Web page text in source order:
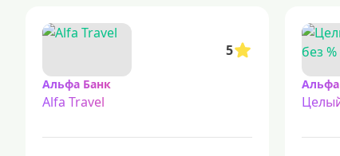
5
Альфа Банк
Alfa Travel